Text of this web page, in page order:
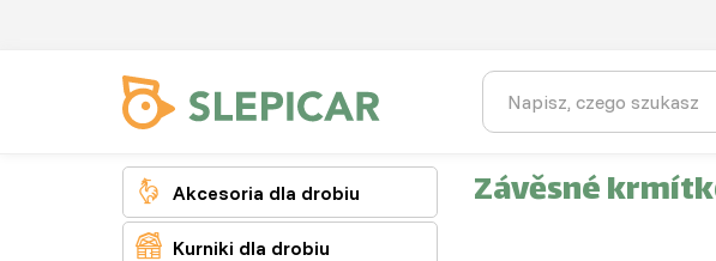
 Akcesoria dla drobiu
 Kurniki dla drobiu
Závěsné